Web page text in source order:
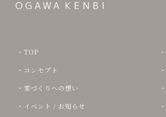
TOP
コンセプト
家づくりへの想い
イベント / お知らせ